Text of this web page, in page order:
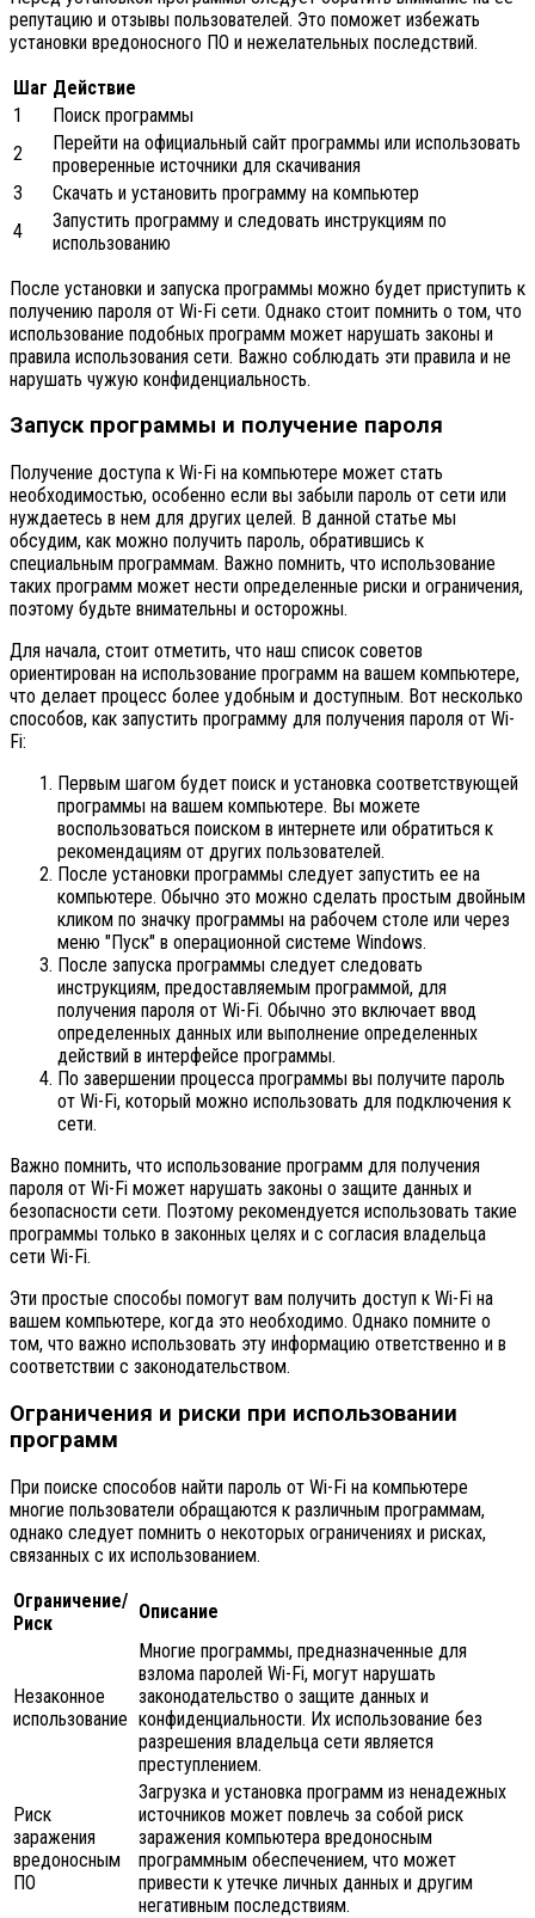
репутацию и отзывы пользователей. Это поможет избежать
установки вредоносного ПО и нежелательных последствий.
Шаг Действие
1
Поиск программы
2
Перейти на официальный сайт программы или использовать
проверенные источники для скачивания
3
Скачать и установить программу на компьютер
4
Запустить программу и следовать инструкциям по
использованию
После установки и запуска программы можно будет приступить к
получению пароля от Wi-Fi сети. Однако стоит помнить о том, что
использование подобных программ может нарушать законы и
правила использования сети. Важно соблюдать эти правила и не
нарушать чужую конфиденциальность.
Запуск программы и получение пароля
Получение доступа к Wi-Fi на компьютере может стать
необходимостью, особенно если вы забыли пароль от сети или
нуждаетесь в нем для других целей. В данной статье мы
обсудим, как можно получить пароль, обратившись к
специальным программам. Важно помнить, что использование
таких программ может нести определенные риски и ограничения,
поэтому будьте внимательны и осторожны.
Для начала, стоит отметить, что наш список советов
ориентирован на использование программ на вашем компьютере,
что делает процесс более удобным и доступным. Вот несколько
способов, как запустить программу для получения пароля от Wi-
Fi:
Первым шагом будет поиск и установка соответствующей
программы на вашем компьютере. Вы можете
воспользоваться поиском в интернете или обратиться к
рекомендациям от других пользователей.
После установки программы следует запустить ее на
компьютере. Обычно это можно сделать простым двойным
кликом по значку программы на рабочем столе или через
меню "Пуск" в операционной системе Windows.
После запуска программы следует следовать
инструкциям, предоставляемым программой, для
получения пароля от Wi-Fi. Обычно это включает ввод
определенных данных или выполнение определенных
действий в интерфейсе программы.
По завершении процесса программы вы получите пароль
от Wi-Fi, который можно использовать для подключения к
сети.
Важно помнить, что использование программ для получения
пароля от Wi-Fi может нарушать законы о защите данных и
безопасности сети. Поэтому рекомендуется использовать такие
программы только в законных целях и с согласия владельца
сети Wi-Fi.
Эти простые способы помогут вам получить доступ к Wi-Fi на
вашем компьютере, когда это необходимо. Однако помните о
том, что важно использовать эту информацию ответственно и в
соответствии с законодательством.
Ограничения и риски при использовании
программ
При поиске способов найти пароль от Wi-Fi на компьютере
многие пользователи обращаются к различным программам,
однако следует помнить о некоторых ограничениях и рисках,
связанных с их использованием.
Ограничение/
Риск
Описание
Незаконное
использование
Многие программы, предназначенные для
взлома паролей Wi-Fi, могут нарушать
законодательство о защите данных и
конфиденциальности. Их использование без
разрешения владельца сети является
преступлением.
Риск
заражения
вредоносным
ПО
Загрузка и установка программ из ненадежных
источников может повлечь за собой риск
заражения компьютера вредоносным
программным обеспечением, что может
привести к утечке личных данных и другим
негативным последствиям.